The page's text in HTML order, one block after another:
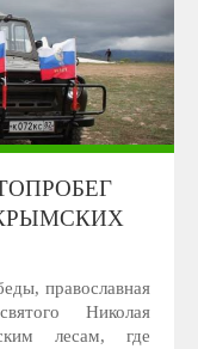
православная
Николая
лесам, где